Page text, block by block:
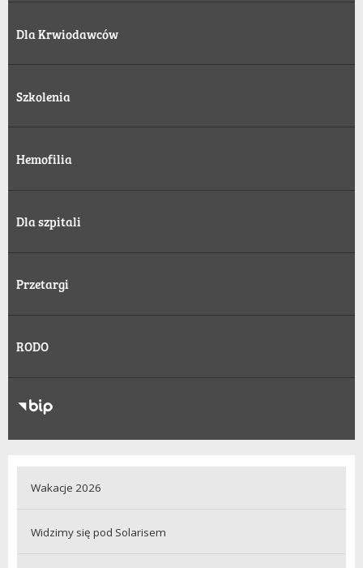
Dla Krwiodawców
Szkolenia
Hemofilia
Dla szpitali
Przetargi
RODO
RODO
Wakacje 2026
Widzimy się pod Solarisem